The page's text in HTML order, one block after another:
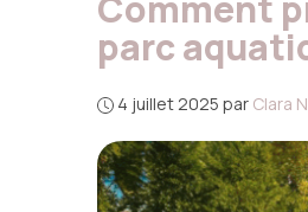
parc
4 juillet 2025 par Clara N.